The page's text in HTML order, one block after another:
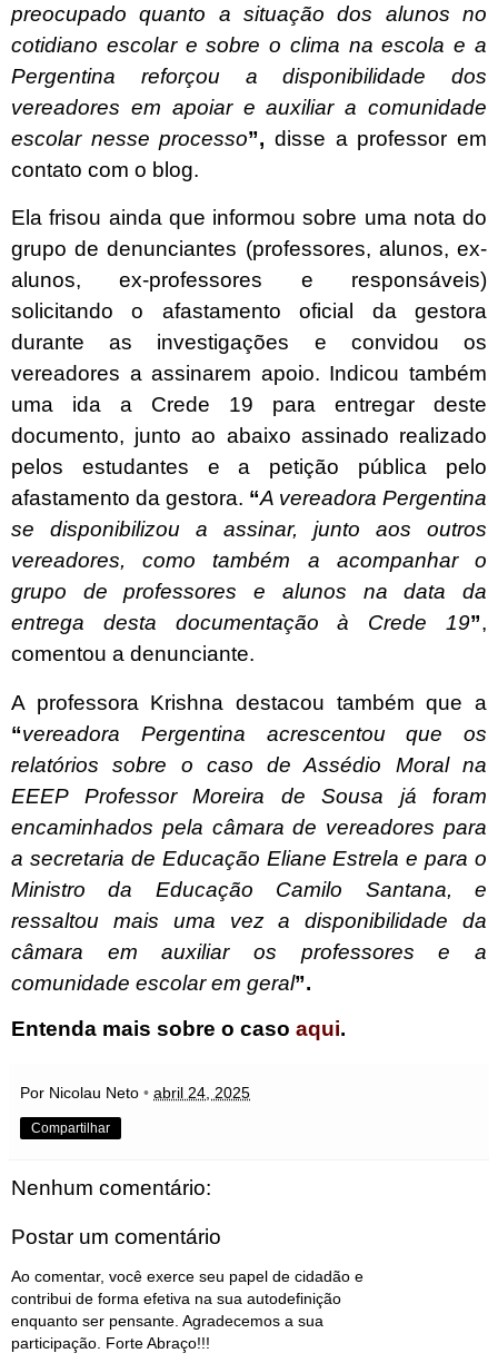
preocupado quanto a situação dos alunos no
cotidiano escolar e sobre o clima na escola e a
Pergentina reforçou a disponibilidade dos
vereadores em apoiar e auxiliar a comunidade
escolar nesse processo”,disse a professor em
contato com o blog.
Ela frisou ainda que informou sobre uma nota do
grupo de denunciantes (professores, alunos, ex-
alunos, ex-professores e responsáveis)
solicitando o afastamento oficial da gestora
durante as investigações e convidou os
vereadores a assinarem apoio. Indicou também
uma ida a Crede 19 para entregar deste
documento, junto ao abaixo assinado realizado
pelos estudantes e a petição pública pelo
afastamento da gestora. “A vereadora Pergentina
se disponibilizou a assinar, junto aos outros
vereadores, como também a acompanhar o
grupo de professores e alunos na data da
entrega desta documentação à Crede 19”,
comentou a denunciante.
A professora Krishna destacou também que a
“vereadora Pergentina acrescentou que os
relatórios sobre o caso de Assédio Moral na
EEEP Professor Moreira de Sousa já foram
encaminhados pela câmara de vereadores para
a secretaria de Educação Eliane Estrela e para o
Ministro da Educação Camilo Santana, e
ressaltou mais uma vez a disponibilidade da
câmara em auxiliar os professores e a
comunidade escolar em geral”.
Entenda mais sobre o caso aqui.
Por Nicolau Neto • abril 24, 2025
Compartilhar
Nenhum comentário:
Postar um comentário
Ao comentar, você exerce seu papel de cidadão e
contribui de forma efetiva na sua autodefinição
enquanto ser pensante. Agradecemos a sua
participação. Forte Abraço!!!